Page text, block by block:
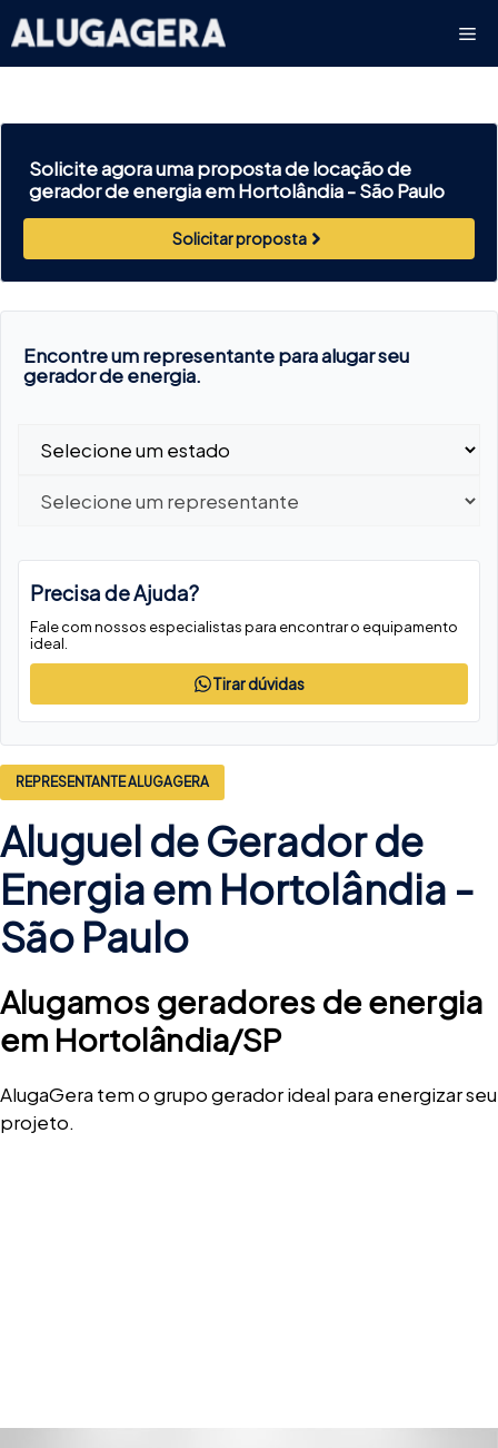
para
o
Solicite agora uma proposta de locação de
gerador de energia em Hortolândia -São Paulo
Solicitar proposta
Encontre um representante para alugar seu
gerador de energia.
Precisa de Ajuda?
Fale com nossos especialistas para encontrar o equipamento
ideal.
Tirar dúvidas
REPRESENTANTE ALUGAGERA
Aluguel de Gerador de
Energia em Hortolândia -
São Paulo
Alugamos geradores de energia
em Hortolândia/SP
AlugaGera tem o grupo gerador ideal para energizar seu
projeto.